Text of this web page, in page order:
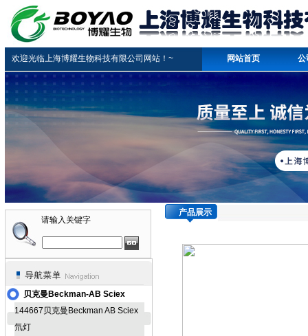
欢迎光临上海博耀生物科技有限公司网站！~ 网站首页 公
请输入关键字
贝克曼Beckman-AB Sciex
144667贝克曼Beckman AB Sciex
氘灯
产品展示